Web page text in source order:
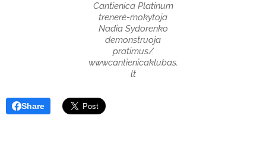
Cantienica Platinum
trenerė-mokytoja
Nadia Sydorenko
demonstruoja
pratimus/
wwwcantienicaklubas.
lt
Share